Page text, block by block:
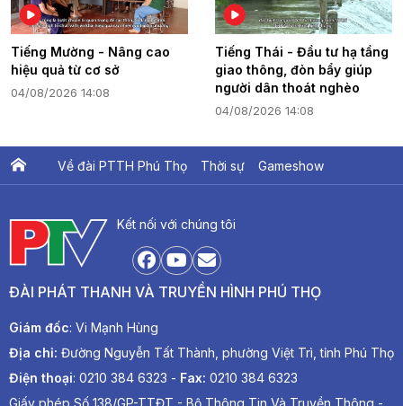
Tiếng Mường - Nâng cao
hiệu quả từ cơ sở
04/08/2026 14:08
Tiếng Thái - Đầu tư hạ tầng
giao thông, đòn bẩy giúp
người dân thoát nghèo
04/08/2026 14:08
Về đài PTTH Phú Thọ Thời sự Gameshow
Kết nối với chúng tôi
ĐÀI PHÁT THANH VÀ TRUYỀN HÌNH PHÚ THỌ
Giám đốc: Vi Mạnh Hùng
Địa chỉ: Đường Nguyễn Tất Thành, phường Việt Trì, tỉnh Phú Thọ
Điện thoại: 0210 384 6323 - Fax: 0210 384 6323